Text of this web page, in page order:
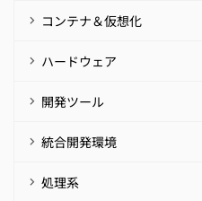
コンテナ＆仮想化
ハードウェア
開発ツール
統合開発環境
処理系